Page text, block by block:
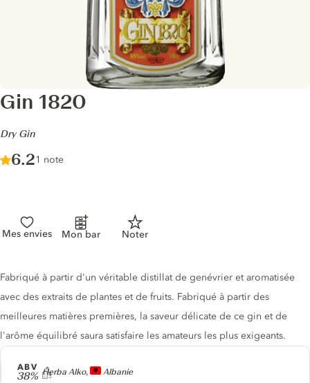
Gin 1820
-
Dry Gin
Score :
6.2/ 10
1 note
Mes envies Mon bar Noter
Producteur
Herba Alko, Albanie
ABV
38%
Description du gin
Fabriqué à partir d'un véritable distillat de genévrier et aromatisée
avec des extraits de plantes et de fruits. Fabriqué à partir des
meilleures matières premières, la saveur délicate de ce gin et de
l'arôme équilibré saura satisfaire les amateurs les plus exigeants.